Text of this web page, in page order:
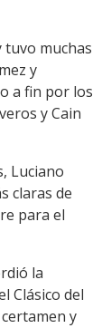
tuvo muchas
y
a fin por los
y Cain
Luciano
claras de
para el
la
Clásico del
y